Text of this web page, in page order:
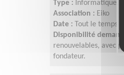
Type :
Informatique,
Association : Eiko
Date :
Tout le temps
Disponibilité
renouvelables, avec
fondateur.